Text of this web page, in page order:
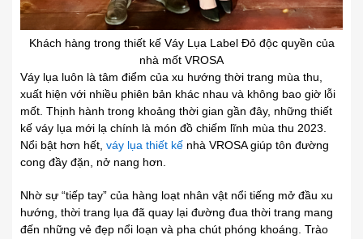
Khách hàng trong thiết kế Váy Lụa Label Đỏ độc quyền của
nhà mốt VROSA
Váy lụa luôn là tâm điểm của xu hướng thời trang mùa thu,
xuất hiện với nhiều phiên bản khác nhau và không bao giờ lỗi
mốt. Thịnh hành trong khoảng thời gian gần đây, những thiết
kế váy lụa mới lạ chính là món đồ chiếm lĩnh mùa thu 2023.
Nổi bật hơn hết, váy lụa thiết kế nhà VROSA giúp tôn đường
cong đầy đặn, nở nang hơn.
Nhờ sự “tiếp tay” của hàng loạt nhân vật nổi tiếng mở đầu xu
hướng, thời trang lụa đã quay lại đường đua thời trang mang
đến những vẻ đẹp nổi loạn và pha chút phóng khoáng. Trào